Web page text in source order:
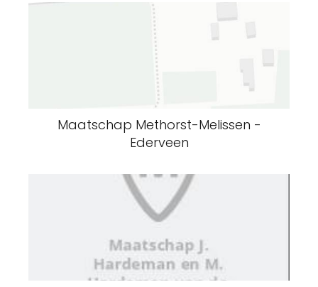
Maatschap Methorst-Melissen -
Ederveen